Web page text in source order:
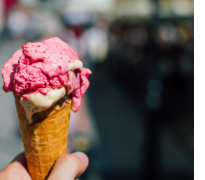
550 kalori iken meyveli ya da
maksimum 200 kalori kadar